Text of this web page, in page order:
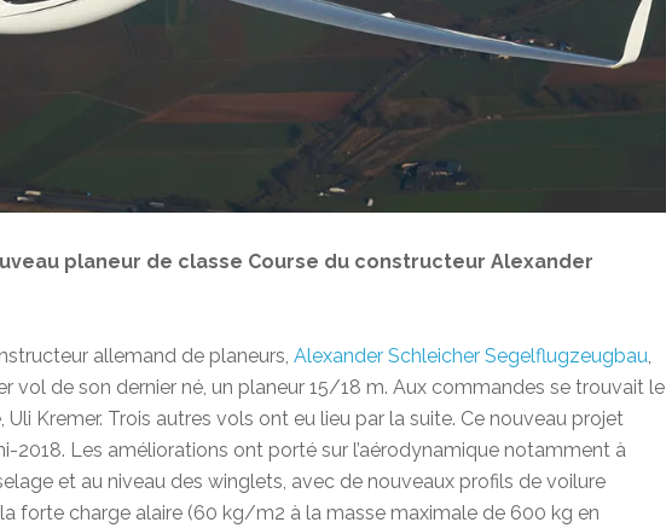
planeur de classe Course du constructeur Alexander
allemand de planeurs, Alexander Schleicher Segelflugzeugbau,
vol de son dernier né, un planeur 15/18 m. Aux commandes se trouvait le
Kremer. Trois autres vols ont eu lieu par la suite. Ce nouveau projet
2018. Les améliorations ont porté sur l’aérodynamique notamment à
et au niveau des winglets, avec de nouveaux profils de voilure
forte charge alaire (60 kg/m2 à la masse maximale de 600 kg en